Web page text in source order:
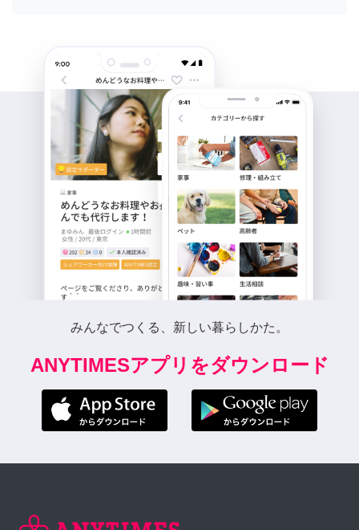
みんなでつくる、新しい暮らしかた。
ANYTIMESアプリをダウンロード